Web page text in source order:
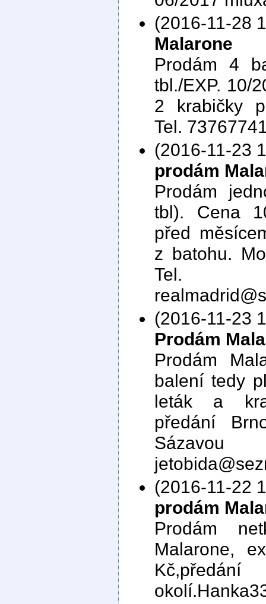
(2016-11-28
Malarone
Prodám 4
tbl./EXP. 10/
2 krabičky
Tel.
(2016-11-23
prodám
Prodám
tbl). Cena
před
z batohu.
Tel.
(2016-11-23
Prodám
Prodám
balení tedy
leták a
předání
(2016-11-22
prodám
Prodám
Malarone,